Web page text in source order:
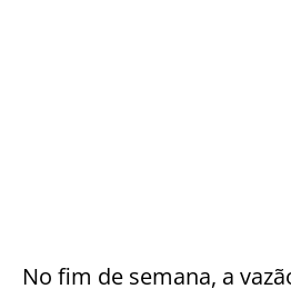
No fim de semana, a